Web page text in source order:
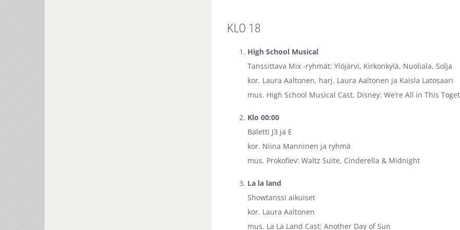
KLO 18
High School Musical
Tanssittava Mix -ryhmät: Ylöjärvi, Kirkonkylä, Nuoliala, Solja
kor. Laura Aaltonen, harj. Laura Aaltonen ja Kaisla Latosaari
mus. High School Musical Cast, Disney: We’re All in This
Klo 00:00
Baletti J3 ja E
kor. Niina Manninen ja ryhmä
mus. Prokofiev: Waltz Suite, Cinderella & Midnight
La la land
Showtanssi aikuiset
kor. Laura Aaltonen
mus. La La Land Cast: Another Day of Sun